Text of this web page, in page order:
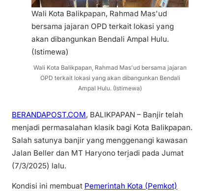
Wali Kota Balikpapan, Rahmad Mas'ud
bersama jajaran OPD terkait lokasi yang
akan dibangunkan Bendali Ampal Hulu.
(Istimewa)
Wali Kota Balikpapan, Rahmad Mas'ud bersama jajaran
OPD terkait lokasi yang akan dibangunkan Bendali
Ampal Hulu. (Istimewa)
BERANDAPOST.COM, BALIKPAPAN – Banjir telah
menjadi permasalahan klasik bagi Kota Balikpapan.
Salah satunya banjir yang menggenangi kawasan
Jalan Beller dan MT Haryono terjadi pada Jumat
(7/3/2025) lalu.
Kondisi ini membuat Pemerintah Kota (Pemkot)